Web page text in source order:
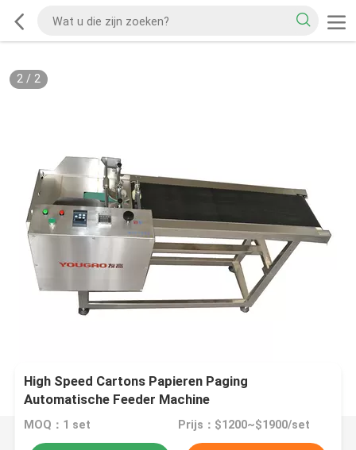
2/ 2
High Speed Cartons Papieren Paging
Automatische Feeder Machine
MOQ：1 set Prijs：$1200~$1900/set